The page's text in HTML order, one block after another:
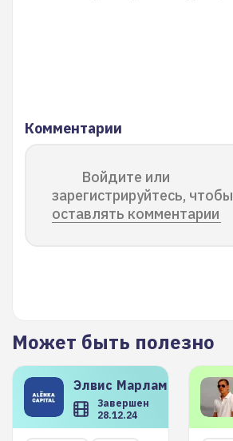
Комментарии
Войдите или
зарегистрируйтесь, чтобы
оставлять комментарии
Может быть полезно
Элвис Марламов
Завершен
28.12.24